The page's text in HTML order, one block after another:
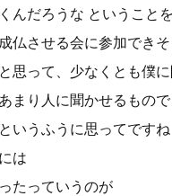
んだろうな ということ
仏させる会に参加でき
思って、少なくとも僕
まり人に聞かせるもの
いうふうに思ってですね
は
たっていうのが